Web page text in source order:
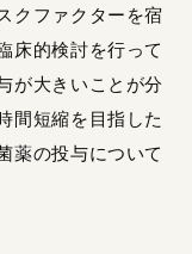
クファクターを宿
床的検討を行って
が大きいことが分
間短縮を目指した
薬の投与について